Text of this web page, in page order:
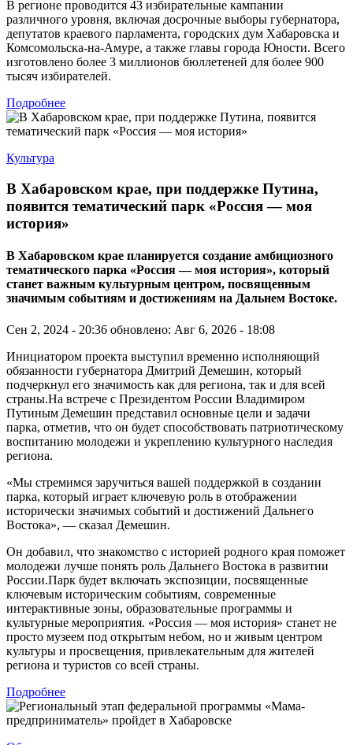
В регионе проводится 43 избирательные кампании
различного уровня, включая досрочные выборы губернатора,
депутатов краевого парламента, городских дум Хабаровска и
Комсомольска-на-Амуре, а также главы города Юности. Всего
изготовлено более 3 миллионов бюллетеней для более 900
тысяч избирателей.
Подробнее
Культура
В Хабаровском крае, при поддержке Путина,
появится тематический парк «Россия — моя
история»
В Хабаровском крае планируется создание амбициозного
тематического парка «Россия — моя история», который
станет важным культурным центром, посвященным
значимым событиям и достижениям на Дальнем Востоке.
Сен 2, 2024 - 20:36 обновлено: Авг 6, 2026 - 18:08
Инициатором проекта выступил временно исполняющий
обязанности губернатора Дмитрий Демешин, который
подчеркнул его значимость как для региона, так и для всей
страны.На встрече с Президентом России Владимиром
Путиным Демешин представил основные цели и задачи
парка, отметив, что он будет способствовать патриотическому
воспитанию молодежи и укреплению культурного наследия
региона.
«Мы стремимся заручиться вашей поддержкой в создании
парка, который играет ключевую роль в отображении
исторически значимых событий и достижений Дальнего
Востока», — сказал Демешин.
Он добавил, что знакомство с историей родного края поможет
молодежи лучше понять роль Дальнего Востока в развитии
России.Парк будет включать экспозиции, посвященные
ключевым историческим событиям, современные
интерактивные зоны, образовательные программы и
культурные мероприятия. «Россия — моя история» станет не
просто музеем под открытым небом, но и живым центром
культуры и просвещения, привлекательным для жителей
региона и туристов со всей страны.
Подробнее